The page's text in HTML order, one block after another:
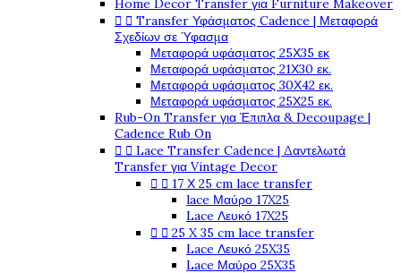
Home Decor Transfer για Furniture Makeover
  Transfer Υφάσματος Cadence | Μεταφορά
Σχεδίων σε Ύφασμα
Μεταφορά υφάσματος 25Χ35 εκ
Μεταφορά υφάσματος 21Χ30 εκ.
Μεταφορά υφάσματος 30Χ42 εκ.
Μεταφορά υφάσματος 25Χ25 εκ.
Rub-On Transfer για Έπιπλα & Decoupage |
Cadence Rub On
  Lace Transfer Cadence | Δαντελωτά
Transfer για Vintage Decor
  17 Χ 25 cm lace transfer
lace Μαύρο 17X25
Lace Λευκό 17X25
  25 X 35 cm lace transfer
Lace Λευκό 25X35
Lace Μαύρο 25X35